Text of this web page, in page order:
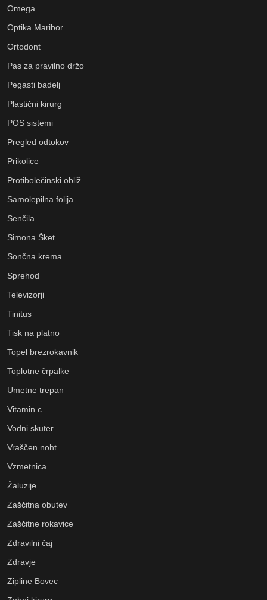
Omega
Optika Maribor
Ortodont
Pas za pravilno držo
Pegasti badelj
Plastični kirurg
POS sistemi
Pregled odtokov
Prikolice
Protibolečinski obliž
Samolepilna folija
Senčila
Simona Šket
Sončna krema
Sprehod
Televizorji
Tinitus
Tisk na platno
Topel brezrokavnik
Toplotne črpalke
Umetne trepan
Vitamin c
Vodni skuter
Vraščen noht
Vzmetnica
Žaluzije
Zaščitna obutev
Zaščitne rokavice
Zdravilni čaj
Zdravje
Zipline Bovec